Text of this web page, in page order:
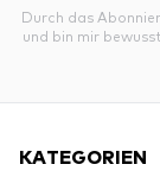
Durch das
und bin mir
KATEGORIEN